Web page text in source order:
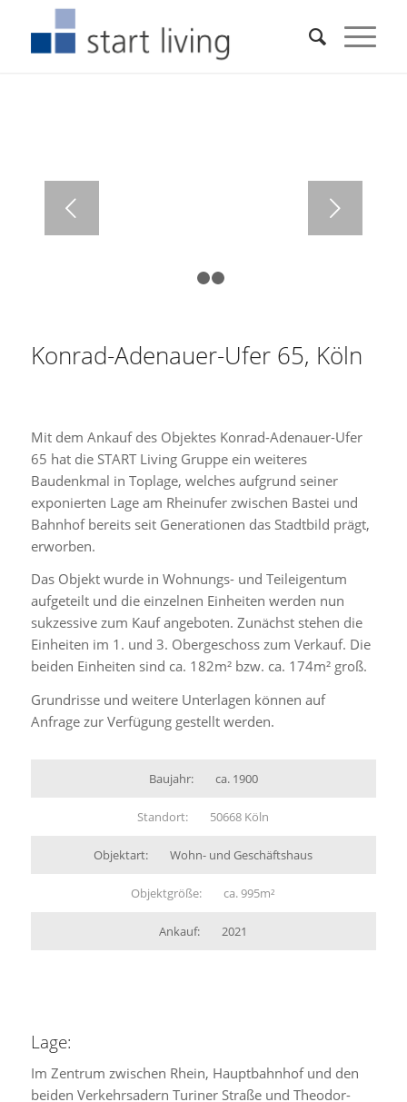
Konrad-Adenauer-Ufer 65, Köln
Mit dem Ankauf des Objektes Konrad-Adenauer-Ufer
65 hat die START Living Gruppe ein weiteres
Baudenkmal in Toplage, welches aufgrund seiner
exponierten Lage am Rheinufer zwischen Bastei und
Bahnhof bereits seit Generationen das Stadtbild prägt,
erworben.
Das Objekt wurde in Wohnungs- und Teileigentum
aufgeteilt und die einzelnen Einheiten werden nun
sukzessive zum Kauf angeboten. Zunächst stehen die
Einheiten im 1. und 3. Obergeschoss zum Verkauf. Die
beiden Einheiten sind ca. 182m² bzw. ca. 174m² groß.
Grundrisse und weitere Unterlagen können auf
Anfrage zur Verfügung gestellt werden.
Baujahr: ca. 1900
Standort: 50668 Köln
Objektart: Wohn- und Geschäftshaus
Objektgröße: ca. 995m²
Ankauf: 2021
Lage:
Im Zentrum zwischen Rhein, Hauptbahnhof und den
beiden Verkehrsadern Turiner Straße und Theodor-